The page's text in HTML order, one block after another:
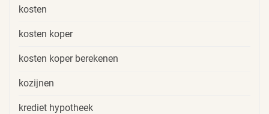
kosten
kosten koper
kosten koper berekenen
kozijnen
krediet hypotheek